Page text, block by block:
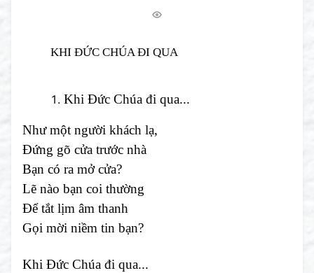
KHI ĐỨC CHÚA ĐI QUA
Khi Đức Chúa đi qua...
Như một người khách lạ,
Đứng gõ cửa trước nhà
Bạn có ra mở cửa?
Lẽ nào bạn coi thường
Để tắt lịm âm thanh
Gọi mời niềm tin bạn?
Khi Đức Chúa đi qua...